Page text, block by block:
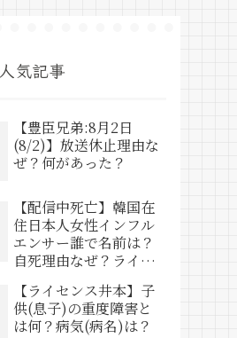
人気記事
【豊臣兄弟:8月2日
(8/2)】放送休止理由な
ぜ？何があった？
【配信中死亡】韓国在
住日本人女性インフル
エンサー誰で名前は？
自死理由なぜ？ライブ
【ライセンス井本】子
供(息子)の重度障害と
は何？病気(病名)は？